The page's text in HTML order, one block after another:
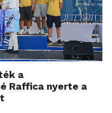
a
Raffica nyerte a